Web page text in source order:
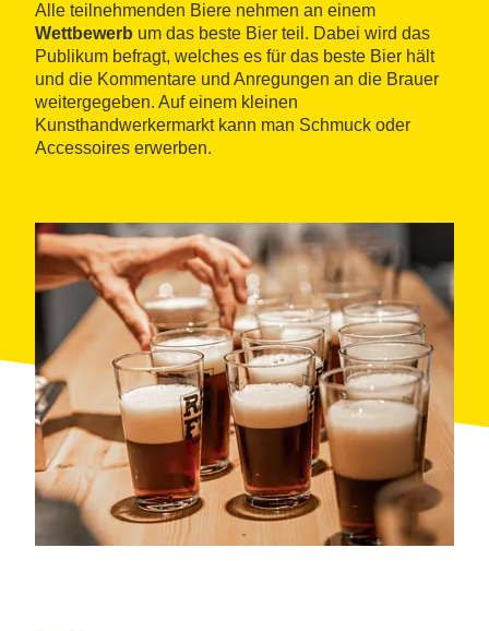
Alle teilnehmenden Biere nehmen an einem
Wettbewerb um das beste Bier teil. Dabei wird das
Publikum befragt, welches es für das beste Bier hält
und die Kommentare und Anregungen an die Brauer
weitergegeben. Auf einem kleinen
Kunsthandwerkermarkt kann man Schmuck oder
Accessoires erwerben.